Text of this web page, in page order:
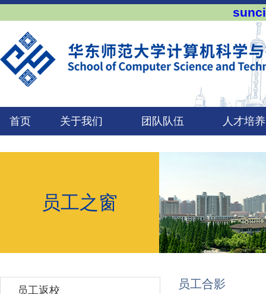
首页 关于我们 团队队伍 人才培养
员工之窗
员工返校 员工合影